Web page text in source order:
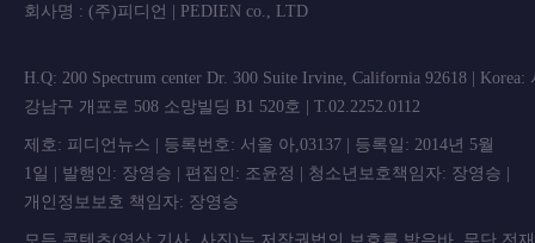
회사명 : (주)피디언 | PEDIEN co.,
H.Q: 200 Spectrum center Dr. 300 Suite Irvine, California 92618 | Korea:
강남구 개포로 508 소망빌딩 B1 520호 | T.02.2252.0112
제호: 피디언뉴스 | 등록번호: 서울 아,03137 | 등록일: 2014년 5월
1일 | 발행인: 장영승 | 편집인: 조윤정 | 청소년보호책임자: 장영승 |
개인정보보호 책임자: 장영승